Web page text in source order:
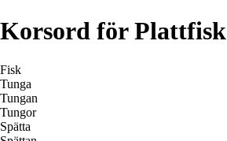
Korsord för Plattfisk
Fisk
Tunga
Tungan
Tungor
Spätta